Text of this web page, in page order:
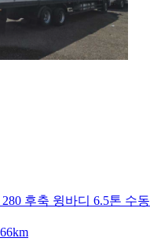
후축 윙바디 6.5톤 수동